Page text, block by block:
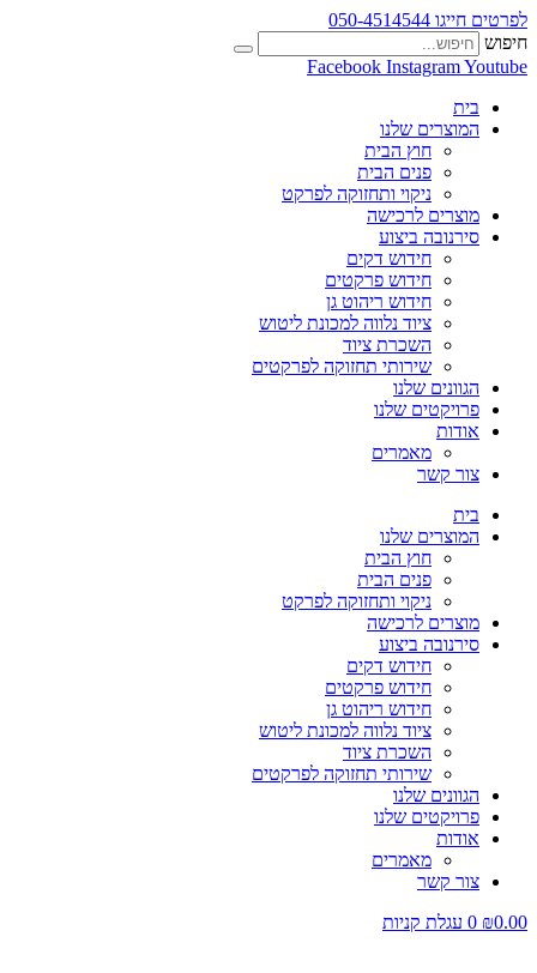
לפרטים חייגו 050-4514544
חיפוש
Facebook InstagramYoutube
בית
המוצרים שלנו
חוץ הבית
פנים הבית
ניקוי ותחזוקה לפרקט
מוצרים לרכישה
סירנובה ביצוע
חידוש דקים
חידוש פרקטים
חידוש ריהוט גן
ציוד נלווה למכונת ליטוש
השכרת ציוד
שירותי תחזוקה לפרקטים
הגוונים שלנו
פרויקטים שלנו
אודות
מאמרים
צור קשר
בית
המוצרים שלנו
חוץ הבית
פנים הבית
ניקוי ותחזוקה לפרקט
מוצרים לרכישה
סירנובה ביצוע
חידוש דקים
חידוש פרקטים
חידוש ריהוט גן
ציוד נלווה למכונת ליטוש
השכרת ציוד
שירותי תחזוקה לפרקטים
הגוונים שלנו
פרויקטים שלנו
אודות
מאמרים
צור קשר
₪0.00
0 עגלת קניות